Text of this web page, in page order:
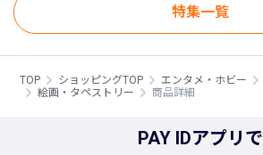
特集一覧
TOP ショッピングTOP エンタメ・ホビー
絵画・タペストリー
商品詳細
PAY IDアプリで